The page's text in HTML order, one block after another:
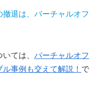
退は、バーチャルオフ
ては、 バーチャルオフ
事例も交えて解説！ で